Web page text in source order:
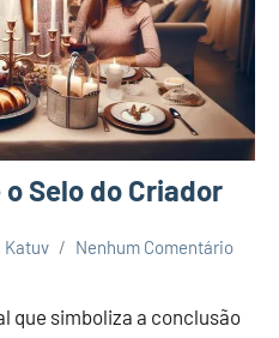
Selo do Criador
Katuv Nenhum Comentário
que simboliza a conclusão